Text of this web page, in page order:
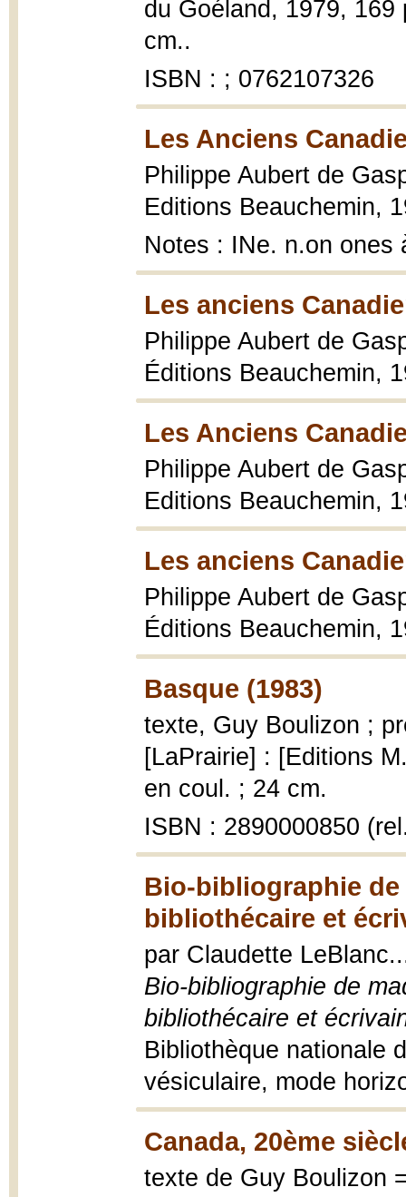
du Goéland, 1979,
cm..
ISBN : ; 0762107326
Les Anciens
Philippe Aubert de
Editions Beauchemin,
Notes : INe. n.on ones
Les anciens
Philippe Aubert de
Éditions Beauchemin,
Les Anciens
Philippe Aubert de
Editions Beauchemin,
Les anciens
Philippe Aubert de
Éditions Beauchemin,
Basque (1983)
texte, Guy Boulizon ;
[LaPrairie] : [Editions
en coul. ; 24 cm.
ISBN : 2890000850
Bio-bibliographie
bibliothécaire et
par Claudette
Bio-bibliographie de
bibliothécaire et
Bibliothèque nationale
vésiculaire, mode
Canada, 20ème
texte de Guy Boulizon